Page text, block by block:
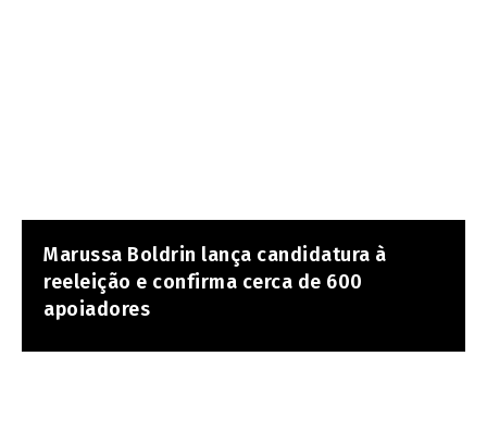
Marussa Boldrin lança candidatura à
reeleição e confirma cerca de 600
apoiadores